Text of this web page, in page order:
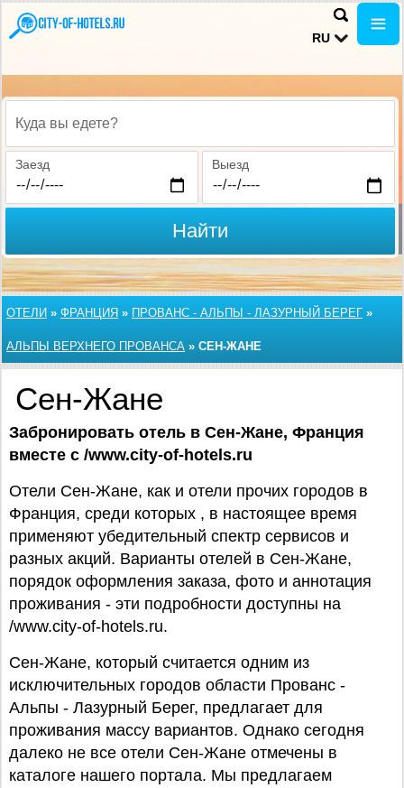
RU
Куда вы едете?
Заезд Выезд
Найти
ОТЕЛИ » ФРАНЦИЯ » ПРОВАНС - АЛЬПЫ - ЛАЗУРНЫЙ БЕРЕГ »
АЛЬПЫ ВЕРХНЕГО ПРОВАНСА » СЕН-ЖАНЕ
Сен-Жане
Забронировать отель в Сен-Жане, Франция
вместе с /www.city-of-hotels.ru
Отели Сен-Жане, как и отели прочих городов в
Франция, среди которых , в настоящее время
применяют убедительный спектр сервисов и
разных акций. Варианты отелей в Сен-Жане,
порядок оформления заказа, фото и аннотация
проживания - эти подробности доступны на
/www.city-of-hotels.ru.
Сен-Жане, который считается одним из
исключительных городов области Прованс -
Альпы - Лазурный Берег, предлагает для
проживания массу вариантов. Однако сегодня
далеко не все отели Сен-Жане отмечены в
каталоге нашего портала. Мы предлагаем